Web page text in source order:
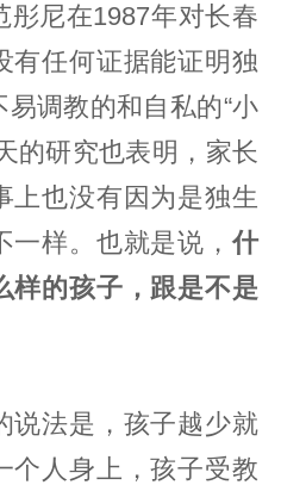
彤尼在1987年对长春
有任何证据能证明独
调教的和自私的“小
的研究也表明，家长
上也没有因为是独生
样。也就是说， 什
样的孩子，跟是不是
说法是，孩子越少就
个人身上，孩子受教